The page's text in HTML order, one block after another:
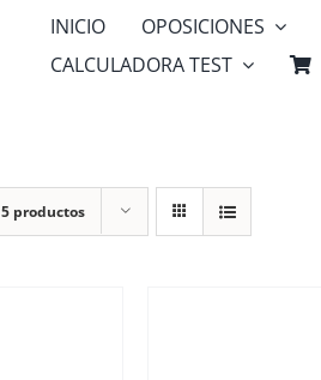
INICIO OPOSICIONES
CALCULADORA TEST
5 productos